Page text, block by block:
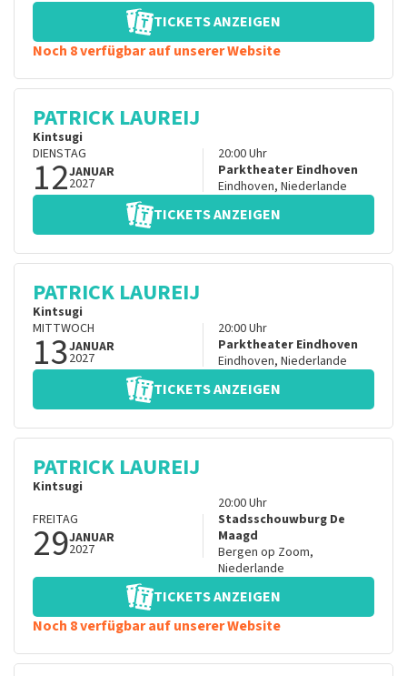
TICKETS ANZEIGEN
Noch 8 verfügbar auf unserer Website
PATRICK LAUREIJ
Kintsugi
DIENSTAG
12JANUAR
2027
20:00Uhr
Parktheater Eindhoven
Eindhoven, Niederlande
TICKETS ANZEIGEN
PATRICK LAUREIJ
Kintsugi
MITTWOCH
13JANUAR
2027
20:00Uhr
Parktheater Eindhoven
Eindhoven, Niederlande
TICKETS ANZEIGEN
PATRICK LAUREIJ
Kintsugi
FREITAG
29JANUAR
2027
20:00Uhr
Stadsschouwburg De
Maagd
Bergen op Zoom,
Niederlande
TICKETS ANZEIGEN
Noch 8 verfügbar auf unserer Website